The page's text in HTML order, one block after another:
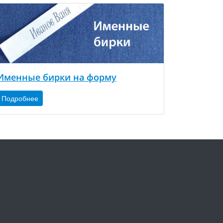
бирки на форму
Подробнее